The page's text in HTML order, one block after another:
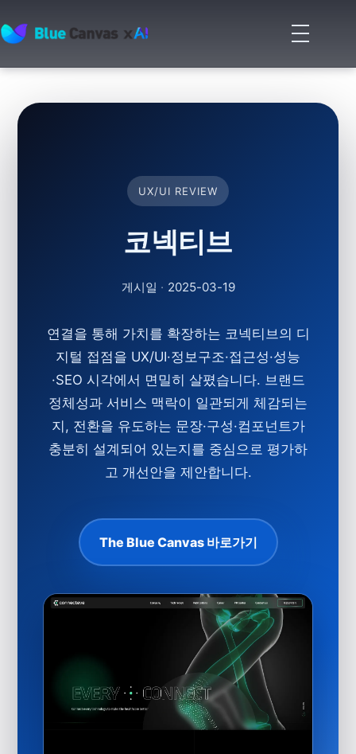
BLUECANVAS
메
뉴
기
UX/UI REVIEW
코넥티브
게시일 · 2025-03-19
연결을 통해 가치를 확장하는 코넥티브의 디
지털 접점을 UX/UI·정보구조·접근성·성능
·SEO 시각에서 면밀히 살폈습니다. 브랜드
정체성과 서비스 맥락이 일관되게 체감되는
지, 전환을 유도하는 문장·구성·컴포넌트가
충분히 설계되어 있는지를 중심으로 평가하
고 개선안을 제안합니다.
The Blue Canvas 바로가기